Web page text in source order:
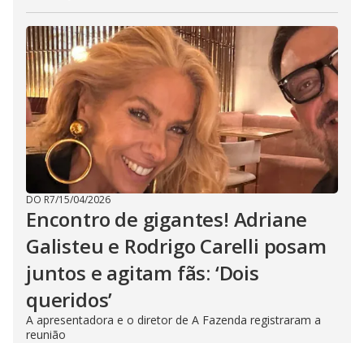
DO R7/15/04/2026
Encontro de gigantes! Adriane
Galisteu e Rodrigo Carelli posam
juntos e agitam fãs: ‘Dois
queridos’
A apresentadora e o diretor de A Fazenda registraram a
reunião